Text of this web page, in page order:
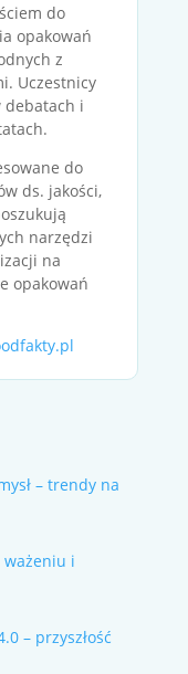
do
opakowań
z
Uczestnicy
debatach i
do
ds. jakości,
narzędzi
na
opakowań
– trendy na
ważeniu i
– przyszłość